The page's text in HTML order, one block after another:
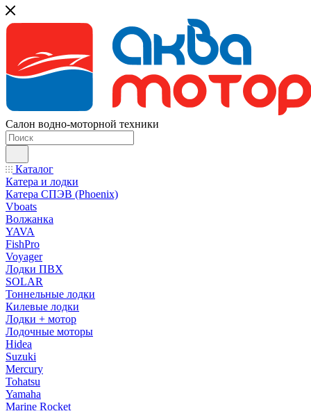
Салон водно-моторной техники
Каталог
Катера и лодки
Катера СПЭВ (Phoenix)
Vboats
Волжанка
YAVA
FishPro
Voyager
Лодки ПВХ
SOLAR
Тоннельные лодки
Килевые лодки
Лодки + мотор
Лодочные моторы
Hidea
Suzuki
Mercury
Tohatsu
Yamaha
Marine Rocket